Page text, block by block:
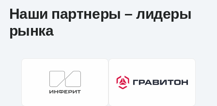
Наши партнеры – лидеры
рынка